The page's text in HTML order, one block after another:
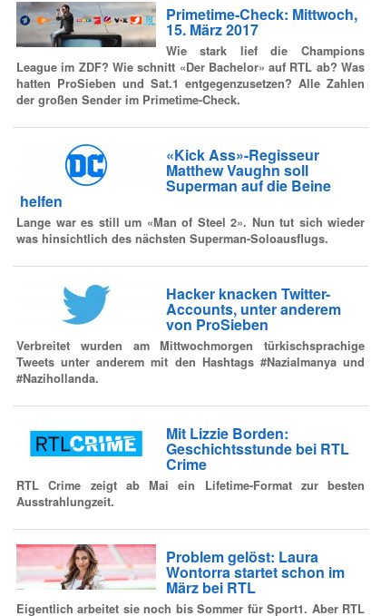
Primetime-Check: Mittwoch,
15. März 2017
Wie stark lief die Champions
League im ZDF? Wie schnitt «Der Bachelor» auf RTL ab? Was
hatten ProSieben und Sat.1 entgegenzusetzen? Alle Zahlen
der großen Sender im Primetime-Check.
«Kick Ass»-Regisseur
Matthew Vaughn soll
Superman auf die Beine
helfen
Lange war es still um «Man of Steel 2». Nun tut sich wieder
was hinsichtlich des nächsten Superman-Soloausflugs.
Hacker knacken Twitter-
Accounts, unter anderem
von ProSieben
Verbreitet wurden am Mittwochmorgen türkischsprachige
Tweets unter anderem mit den Hashtags #Nazialmanya und
#Nazihollanda.
Mit Lizzie Borden:
Geschichtsstunde bei RTL
Crime
RTL Crime zeigt ab Mai ein Lifetime-Format zur besten
Ausstrahlungzeit.
Problem gelöst: Laura
Wontorra startet schon im
März bei RTL
Eigentlich arbeitet sie noch bis Sommer für Sport1. Aber RTL